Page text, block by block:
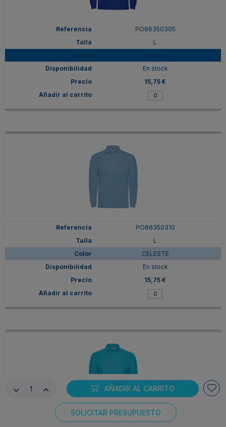
AÑADIR AL CARRITO
SOLICITAR PRESUPUESTO
PO66350305
L
En stock
15,75 €
PO66350310
L
CELESTE
En stock
15,75 €
Consentimiento de cookies